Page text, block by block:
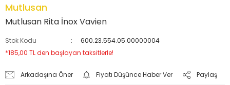
Mutlusan
Mutlusan Rita İnox Vavien
Stok Kodu
600.23.554.05.00000004
*185,00 TL den başlayan taksitlerle!
Arkadaşına Öner Fiyatı Düşünce Haber Ver Paylaş